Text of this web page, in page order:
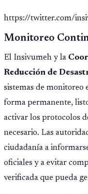
https://twitter.com/
Monitoreo
El Insivumeh y la
Reducción de
sistemas de monitoreo
forma permanente,
activar los protocolos
necesario. Las
ciudadanía a
oficiales y a evitar
verificada que pueda